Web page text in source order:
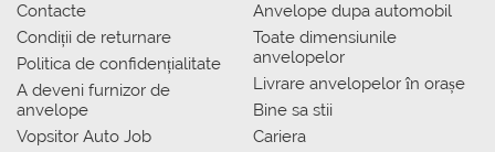
Contacte
Condiții de returnare
Politica de confidențialitate
A deveni furnizor de
anvelope
Vopsitor Auto Job
Anvelope dupa automobil
Toate dimensiunile
anvelopelor
Livrare anvelopelor în orașe
Bine sa stii
Cariera